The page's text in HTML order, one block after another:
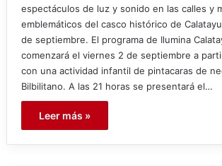
espectáculos de luz y sonido en las calles y
emblemáticos del casco histórico de
de septiembre. El programa de Ilumina
comenzará el viernes 2 de septiembre a
con una actividad infantil de pintacaras de
Bilbilitano. A las 21 horas se presentará el…
Leer más »